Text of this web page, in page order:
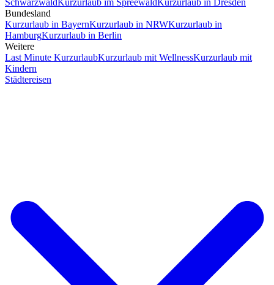
Bundesland
Kurzurlaub in BayernKurzurlaub in NRWKurzurlaub in
HamburgKurzurlaub in Berlin
Weitere
Last Minute KurzurlaubKurzurlaub mit WellnessKurzurlaub mit
Kindern
Städtereisen